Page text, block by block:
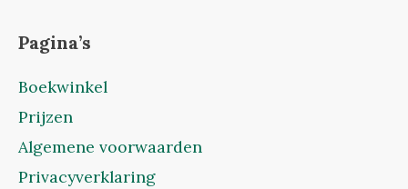
Pagina’s
Boekwinkel
Prijzen
Algemene voorwaarden
Privacyverklaring